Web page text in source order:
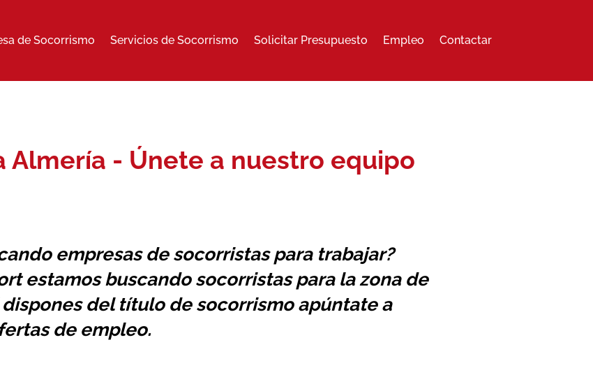
de Socorrismo Servicios de Socorrismo Solicitar Presupuesto Empleo Contactar
Almería - Únete a nuestro equipo
empresas de socorristaspara trabajar?
estamos buscando socorristas para la zona de
dispones del título de socorrismo apúntate a
de empleo.